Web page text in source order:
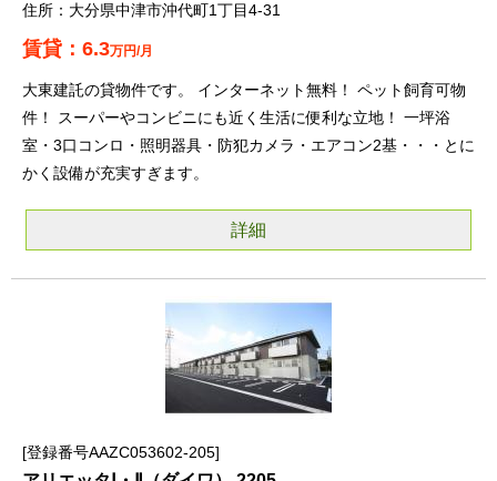
大分県中津市沖代町1丁目4-31
6.3万円/月
大東建託の貸物件です。 インターネット無料！ ペット飼育可物
件！ スーパーやコンビニにも近く生活に便利な立地！ 一坪浴
室・3口コンロ・照明器具・防犯カメラ・エアコン2基・・・とに
かく設備が充実すぎます。
詳細
登録番号AAZC053602-205